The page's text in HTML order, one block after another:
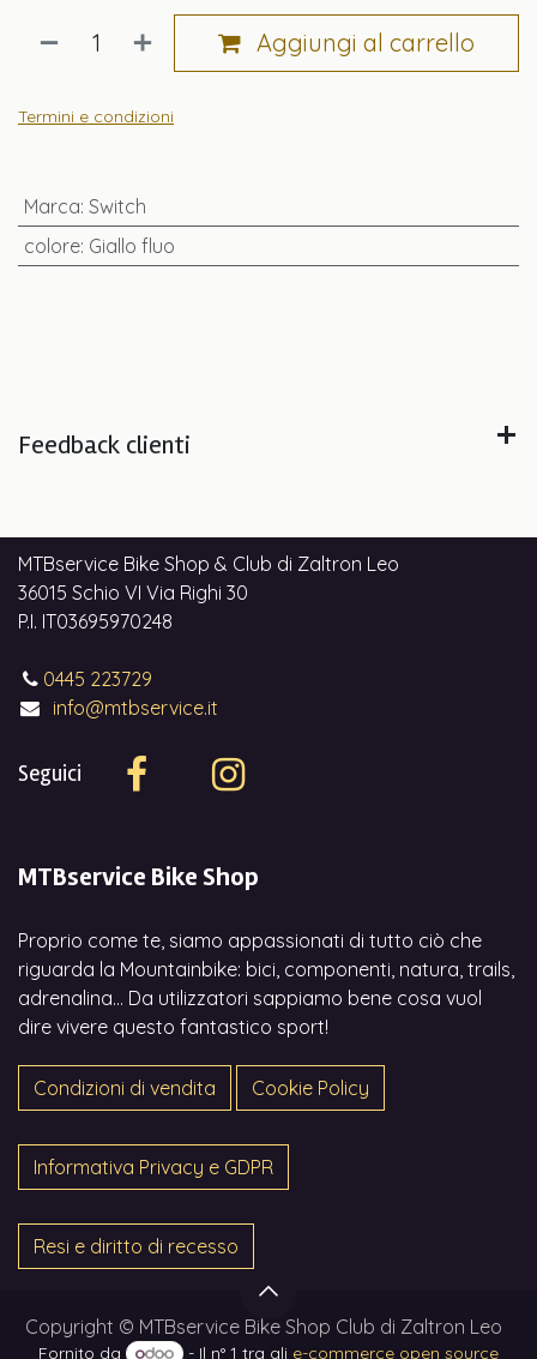
Aggiungi al carrello
Termini e condizioni
Marca: Switch
colore: Giallo fluo
Feedback clienti
MTBservice Bike Shop & Club di Zaltron Leo
36015 Schio VI Via Righi 30
P.I. IT03695970248
0445 223729
info@mtbservice.it
Seguici
MTBservice Bike Shop
Proprio come te, siamo appassionati di tutto ciò che
riguarda la Mountainbike: bici, componenti, natura, trails,
adrenalina... Da utilizzatori sappiamo bene cosa vuol
dire vivere questo fantastico sport!
Condizioni di vendita Cookie Policy
Informativa Privacy e GDPR
Resi e diritto di recesso
Copyright © MTBservice Bike Shop Club di Zaltron Leo
Fornito da - Il n° 1 tra gli e-commerce open source